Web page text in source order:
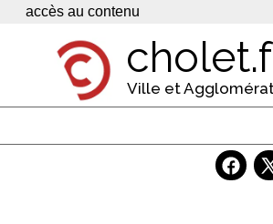
Panneau de gestion des cookies
accès au contenu
Ville et